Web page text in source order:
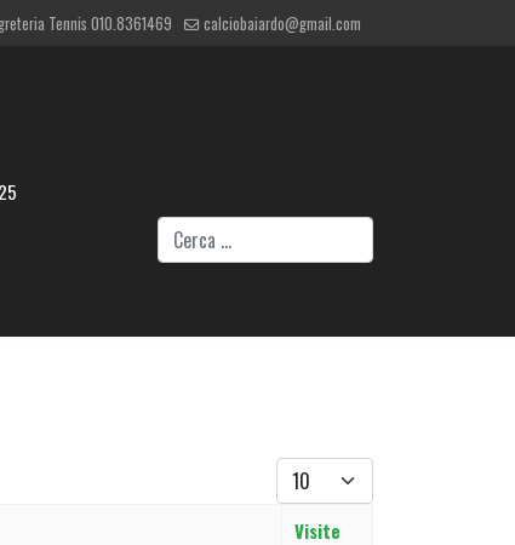
Tennis 010.8361469 calciobaiardo@gmail.com
Cerca
Visualizza #
Visite